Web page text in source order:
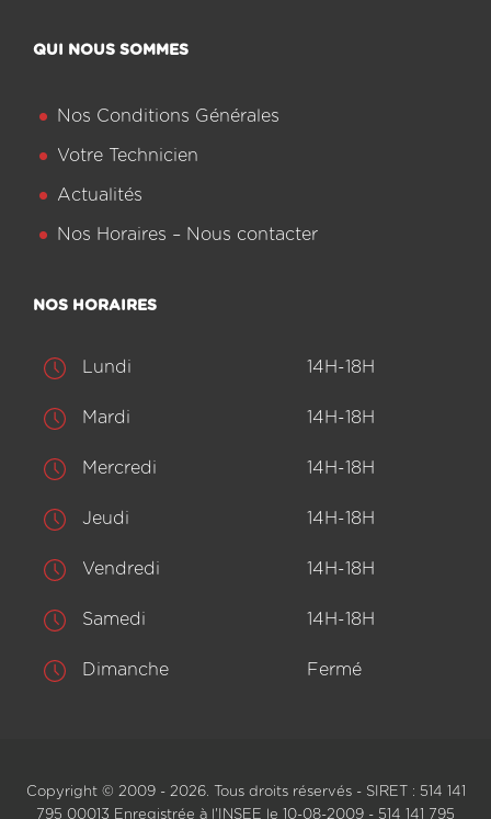
QUI NOUS SOMMES
Nos Conditions Générales
Votre Technicien
Actualités
Nos Horaires – Nous contacter
NOS HORAIRES
Lundi 14H-18H
Mardi 14H-18H
Mercredi 14H-18H
Jeudi 14H-18H
Vendredi 14H-18H
Samedi 14H-18H
Dimanche Fermé
Copyright © 2009 - 2026. Tous droits réservés - SIRET : 514 141
795 00013 Enregistrée à l'INSEE le 10-08-2009 - 514 141 795